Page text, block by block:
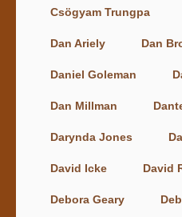
Csögyam Trungpa
Dan Ariely Dan
Daniel Goleman
Dan Millman
Darynda Jones
David Icke David
Debora Geary